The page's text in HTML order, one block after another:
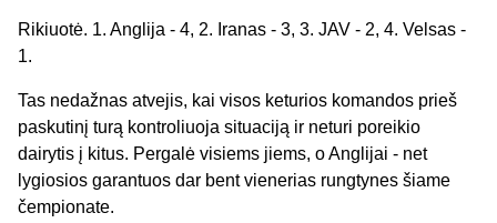
Rikiuotė. 1. Anglija - 4, 2. Iranas - 3, 3. JAV - 2, 4. Velsas -
1.
Tas nedažnas atvejis, kai visos keturios komandos prieš
paskutinį turą kontroliuoja situaciją ir neturi poreikio
dairytis į kitus. Pergalė visiems jiems, o Anglijai - net
lygiosios garantuos dar bent vienerias rungtynes šiame
čempionate.